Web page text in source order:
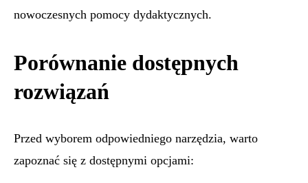
nowoczesnych pomocy dydaktycznych.
Porównanie dostępnych
rozwiązań
Przed wyborem odpowiedniego narzędzia, warto
zapoznać się z dostępnymi opcjami: